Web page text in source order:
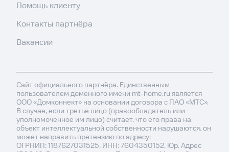
Помощь клиенту
Контакты партнёра
Вакансии
Сайт официального партнёра. Единственным
пользователем доменного имени mt-home.ru является
ООО «Домконнект» на основании договора с ПАО «МТС».
В случае, если третье лицо (правообладатель или
уполномоченное им лицо) считает, что его права на
объект интеллектуальной собственности нарушаются, он
может направить претензию по адресу:
ОГРНИП: 1187627031525, ИНН: 7604350152, Юр. Адрес